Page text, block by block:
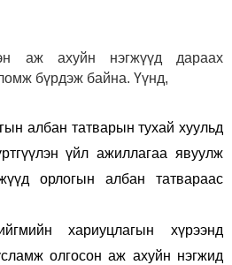
аж ахуйн нэгжүүд дараах
бүрдэж байна. Үүнд,
албан татварын тухай хуульд
үйл ажиллагаа явуулж
орлогын албан татвараас
хариуцлагын хүрээнд
олгосон аж ахуйн нэгжид